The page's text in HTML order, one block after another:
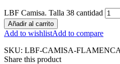
LBF Camisa. Talla 38 cantidad
Añadir al carrito
Add to wishlistAdd to compare
SKU: LBF-CAMISA-
Share this product